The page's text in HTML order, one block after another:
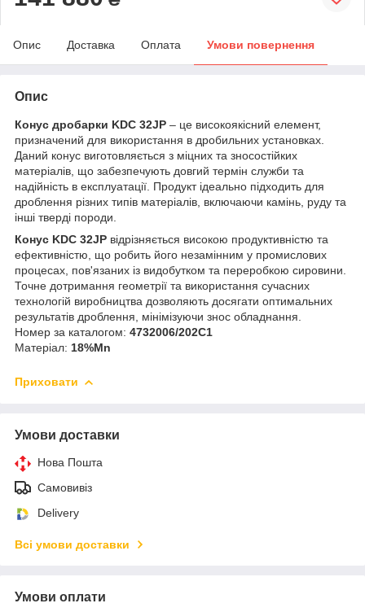
Опис Доставка Оплата Умови повернення
Опис
Конус дробарки KDC 32JP – це високоякісний елемент,
призначений для використання в дробильних установках.
Даний конус виготовляється з міцних та зносостійких
матеріалів, що забезпечують довгий термін служби та
надійність в експлуатації. Продукт ідеально підходить для
дроблення різних типів матеріалів, включаючи камінь, руду та
інші тверді породи.
Конус KDC 32JP відрізняється високою продуктивністю та
ефективністю, що робить його незамінним у промислових
процесах, пов'язаних із видобутком та переробкою сировини.
Точне дотримання геометрії та використання сучасних
технологій виробництва дозволяють досягати оптимальних
результатів дроблення, мінімізуючи знос обладнання.
Номер за каталогом: 4732006/202C1
Матеріал: 18%Мn
Приховати
Умови доставки
Нова Пошта
Самовивіз
Delivery
Всі умови доставки
Умови оплати